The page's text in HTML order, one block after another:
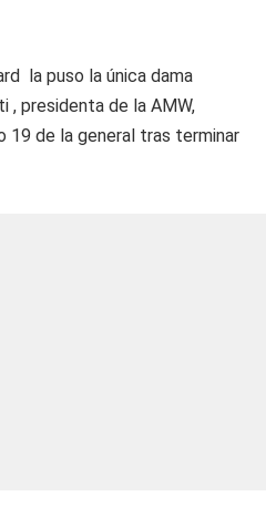
la puso la única dama
, presidenta de la AMW,
19 de la general tras terminar